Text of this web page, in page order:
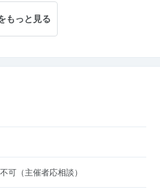
もっと見る
可（主催者応相談）